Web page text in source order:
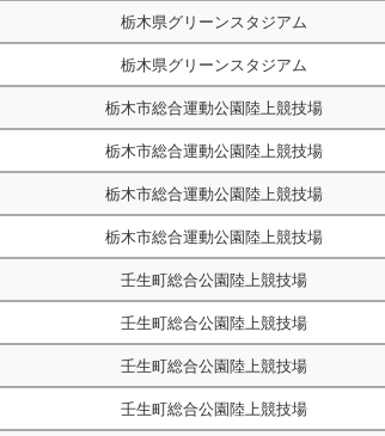
栃木県グリーンスタジアム
栃木県グリーンスタジアム
栃木市総合運動公園陸上競技場
栃木市総合運動公園陸上競技場
栃木市総合運動公園陸上競技場
栃木市総合運動公園陸上競技場
壬生町総合公園陸上競技場
壬生町総合公園陸上競技場
壬生町総合公園陸上競技場
壬生町総合公園陸上競技場